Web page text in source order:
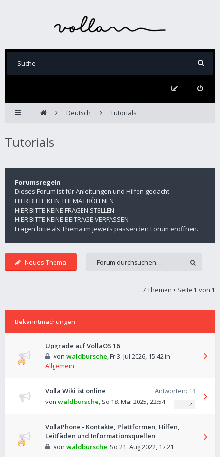
Deutsch Tutorials
Tutorials
Forumsregeln
Dieses Forum ist für Anleitungen und Hilfen gedacht.
HIER BITTE KEIN THEMA ERÖFFNEN
HIER BITTE KEINE FRAGEN STELLEN
HIER BITTE KEINE BEITRÄGE VERFASSEN
Fragen bitte als Thema im jeweils passenden Forum eröffnen.
Neues Thema
7 Themen • Seite 1 von 1
Bekanntmachungen
Upgrade auf VollaOS 16
von waldbursche,Fr 3. Jul 2026, 15:42in
Allgemein
Volla Wiki ist online Antworten: 14
von waldbursche, So 18. Mai 2025, 22:54 1 2
VollaPhone - Kontakte, Plattformen, Hilfen,
Leitfäden und Informationsquellen
von waldbursche, So 21. Aug 2022, 17:21